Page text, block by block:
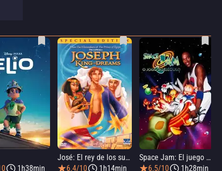
1h38min
José: El rey de los sueños
6.4/10
1h14min
Space Jam: El juego del siglo
6.5/10
1h28min